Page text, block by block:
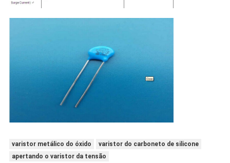
varistor metálico do óxido
varistor do carboneto de silicone
apertando o varistor da tensão